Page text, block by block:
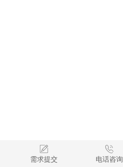
需求提交 电话咨询